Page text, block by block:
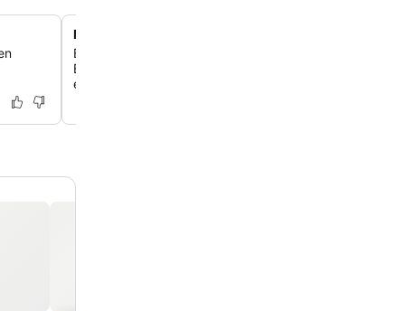
Modernes, minimalistisches Zimmerdesign
Entspanne dich in hellen, sauberen Zimmern mit
Einrichtung und einem Fokus auf wesentlichen Komfort
erholsame Nacht.